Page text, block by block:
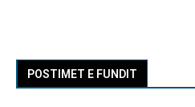
POSTIMET E FUNDIT